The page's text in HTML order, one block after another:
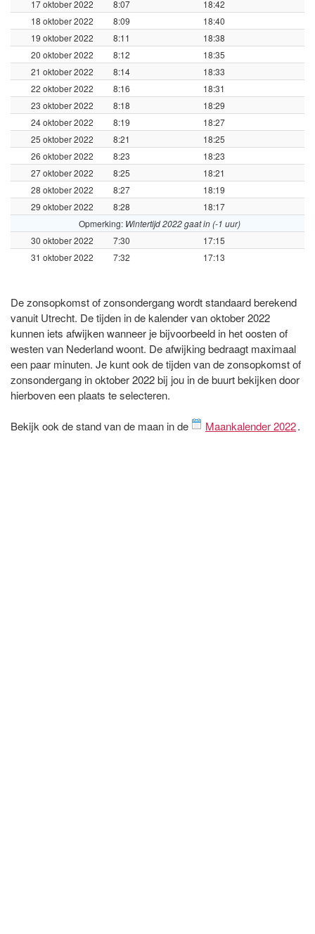
17 oktober 2022 8:07
18:42
18 oktober 2022
8:09
18:40
19 oktober 2022
8:11
18:38
20 oktober 2022
8:12
18:35
21 oktober 2022
8:14
18:33
22 oktober 2022
8:16
18:31
23 oktober 2022
8:18
18:29
24 oktober 2022
8:19
18:27
25 oktober 2022
8:21
18:25
26 oktober 2022
8:23
18:23
27 oktober 2022
8:25
18:21
28 oktober 2022
8:27
18:19
29 oktober 2022
8:28
18:17
Opmerking: Wintertijd 2022 gaat in (-1 uur)
30 oktober 2022
7:30
17:15
31 oktober 2022
7:32 17:13
De zonsopkomst of zonsondergang wordt standaard berekend
vanuit Utrecht. De tijden in de kalender van oktober 2022
kunnen iets afwijken wanneer je bijvoorbeeld in het oosten of
westen van Nederland woont. De afwijking bedraagt maximaal
een paar minuten. Je kunt ook de tijden van de zonsopkomst of
zonsondergang in oktober 2022 bij jou in de buurt bekijken door
hierboven een plaats te selecteren.
Bekijk ook de stand van de maan in de Maankalender 2022.